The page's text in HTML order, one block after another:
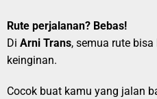
Rute perjalanan? Bebas!
Di Arni Trans, semua rute
keinginan.
Cocok buat kamu yang jalan